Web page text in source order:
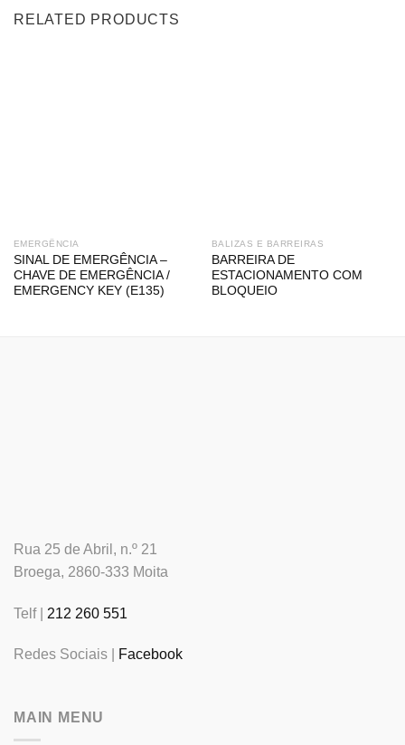
RELATED PRODUCTS
EMERGÊNCIA
SINAL DE EMERGÊNCIA –
CHAVE DE EMERGÊNCIA /
EMERGENCY KEY (E135)
BALIZAS E BARREIRAS
BARREIRA DE
ESTACIONAMENTO COM
BLOQUEIO
Rua 25 de Abril, n.º 21
Broega, 2860-333 Moita
Telf | 212 260 551
Redes Sociais | Facebook
MAIN MENU